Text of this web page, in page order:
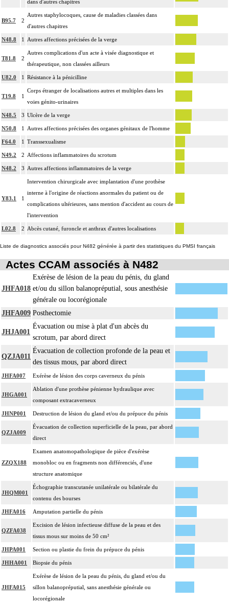
dans d'autres chapitres
B95.7 2
Autres staphylocoques, cause de maladies classées dans
d'autres chapitres
N48.8 1 Autres affections précisées de la verge
T81.8 2
Autres complications d'un acte à visée diagnostique et
thérapeutique, non classées ailleurs
U82.0 1 Résistance à la pénicilline
T19.8 1
Corps étranger de localisations autres et multiples dans les
voies génito-urinaires
N48.5 3 Ulcère de la verge
N50.8 1 Autres affections précisées des organes génitaux de l'homme
F64.0 1 Transsexualisme
N49.2 2 Affections inflammatoires du scrotum
N48.2 3 Autres affections inflammatoires de la verge
Y83.1 1
Intervention chirurgicale avec implantation d'une prothèse
interne à l'origine de réactions anormales du patient ou de
complications ultérieures, sans mention d'accident au cours de
l'intervention
L02.8 2 Abcès cutané, furoncle et anthrax d'autres localisations
Liste de diagnostics associés pour N482 générée à partir des statistiques du PMSI français
Actes CCAM associés à N482
JHFA018
Exérèse de lésion de la peau du pénis, du gland
et/ou du sillon balanopréputial, sous anesthésie
générale ou locorégionale
JHFA009 Posthectomie
JHJA001
Évacuation ou mise à plat d'un abcès du
scrotum, par abord direct
QZJA011
Évacuation de collection profonde de la peau et
des tissus mous, par abord direct
JHFA007 Exérèse de lésion des corps caverneux du pénis
JHGA001
Ablation d'une prothèse pénienne hydraulique avec
composant extracaverneux
JHNP001 Destruction de lésion du gland et/ou du prépuce du pénis
QZJA009
Évacuation de collection superficielle de la peau, par abord
direct
ZZQX188
Examen anatomopathologique de pièce d'exérèse
monobloc ou en fragments non différenciés, d'une
structure anatomique
JHQM001
Échographie transcutanée unilatérale ou bilatérale du
contenu des bourses
JHFA016 Amputation partielle du pénis
QZFA038
Excision de lésion infectieuse diffuse de la peau et des
tissus mous sur moins de 50 cm²
JHPA001 Section ou plastie du frein du prépuce du pénis
JHHA001 Biopsie du pénis
JHFA015
Exérèse de lésion de la peau du pénis, du gland et/ou du
sillon balanopréputial, sans anesthésie générale ou
locorégionale